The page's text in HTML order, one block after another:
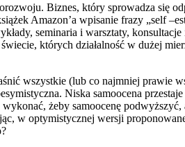
Biznes, który sprowadza się
Amazon’a wpisanie frazy „self
seminaria i warsztaty,
których działalność w dużej
wszystkie (lub co najmniej prawie
Niska samoocena
żeby samoocenę
w optymistycznej wersji